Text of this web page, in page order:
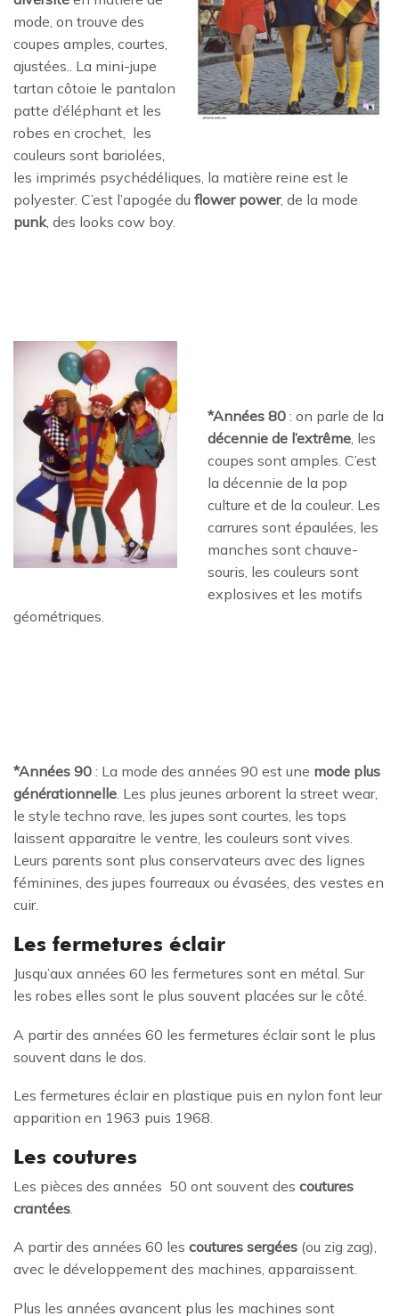
mode, on trouve des
coupes amples, courtes,
ajustées.. La mini-jupe
tartan côtoie le pantalon
patte d’éléphant et les
robes en crochet, les
couleurs sont bariolées,
les imprimés psychédéliques, la matière reine est le
polyester. C’est l’apogée du flower power, de la mode
punk, des looks cow boy.
*Années 80 : on parle de la
décennie de l’extrême, les
coupes sont amples. C’est
la décennie de la pop
culture et de la couleur. Les
carrures sont épaulées, les
manches sont chauve-
souris, les couleurs sont
explosives et les motifs
géométriques.
*Années 90 : La mode des années 90 est une mode plus
générationnelle. Les plus jeunes arborent la street wear,
le style techno rave, les jupes sont courtes, les tops
laissent apparaitre le ventre, les couleurs sont vives.
Leurs parents sont plus conservateurs avec des lignes
féminines, des jupes fourreaux ou évasées, des vestes en
cuir.
Les fermetures éclair
Jusqu’aux années 60 les fermetures sont en métal. Sur
les robes elles sont le plus souvent placées sur le côté.
A partir des années 60 les fermetures éclair sont le plus
souvent dans le dos.
Les fermetures éclair en plastique puis en nylon font leur
apparition en 1963 puis 1968.
Les coutures
Les pièces des années 50 ont souvent des coutures
crantées
A partir des années 60 les coutures sergées (ou zig zag),
avec le développement des machines, apparaissent.
Plus les années avancent plus les machines sont